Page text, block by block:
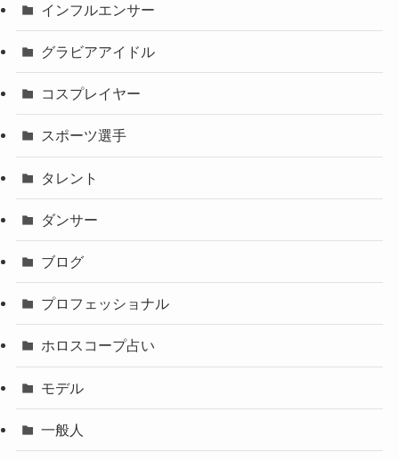
インフルエンサー
グラビアアイドル
コスプレイヤー
スポーツ選手
タレント
ダンサー
ブログ
プロフェッショナル
ホロスコープ占い
モデル
一般人